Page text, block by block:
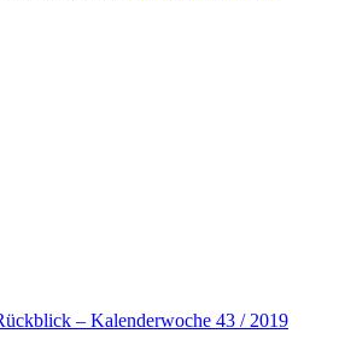
– Kalenderwoche 43 / 2019